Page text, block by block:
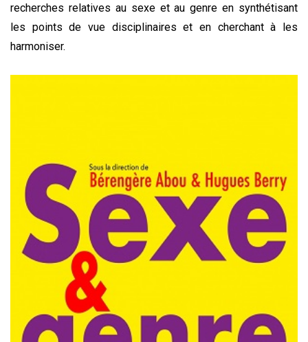
recherches relatives au sexe et au genre en synthétisant
les points de vue disciplinaires et en cherchant à les
harmoniser.